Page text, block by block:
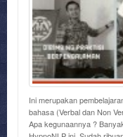
Ini merupakan
bahasa (Verbal dan Non
Apa kegunaannya ?